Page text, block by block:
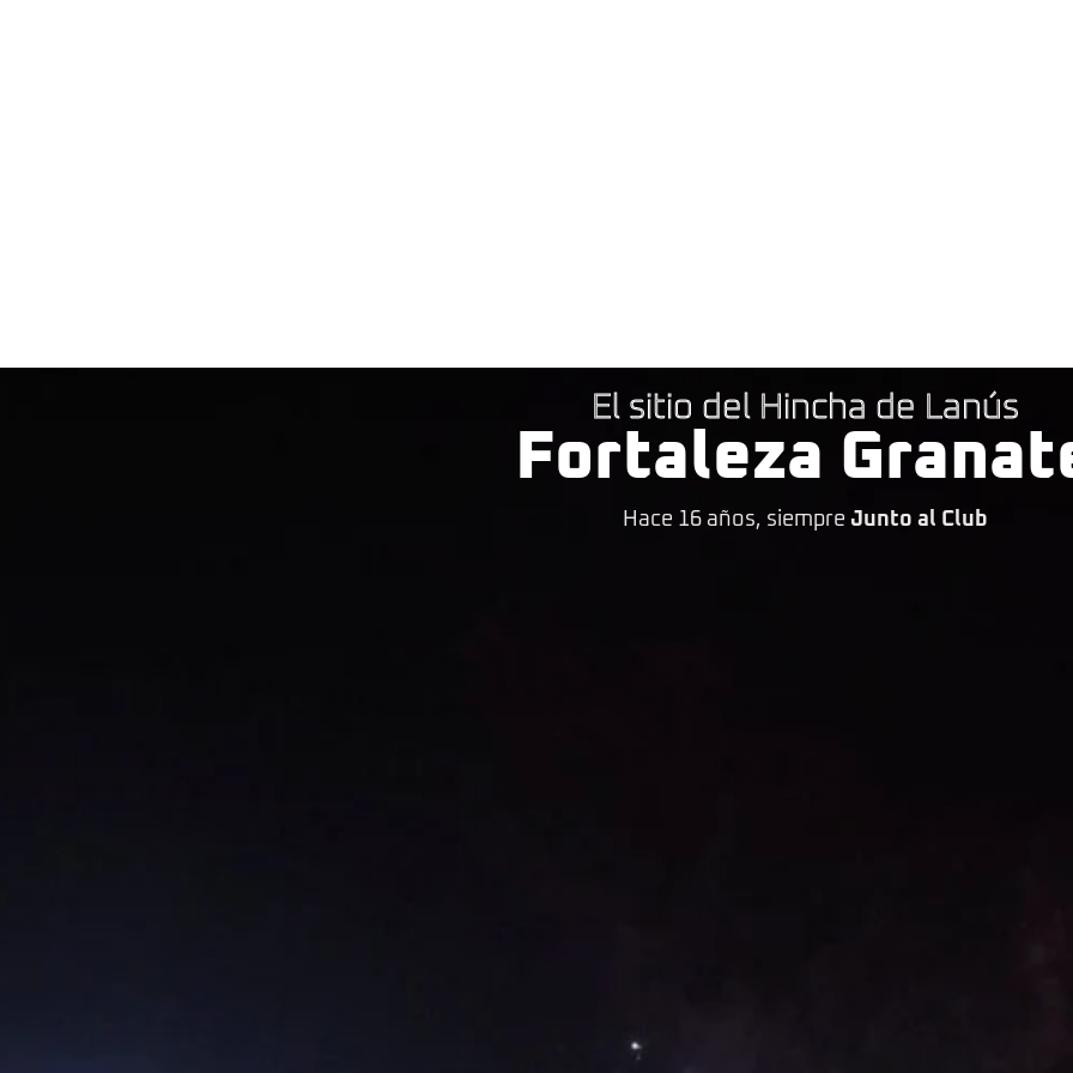
El sitio del Hincha de Lanús
Fortaleza
Hace 16 años, siempre Junto al Club